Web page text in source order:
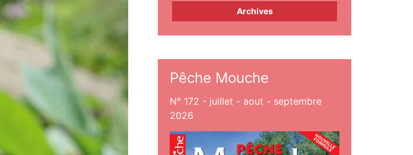
Archives
Pêche Mouche
N° 172 - juillet - aout - septembre
2026